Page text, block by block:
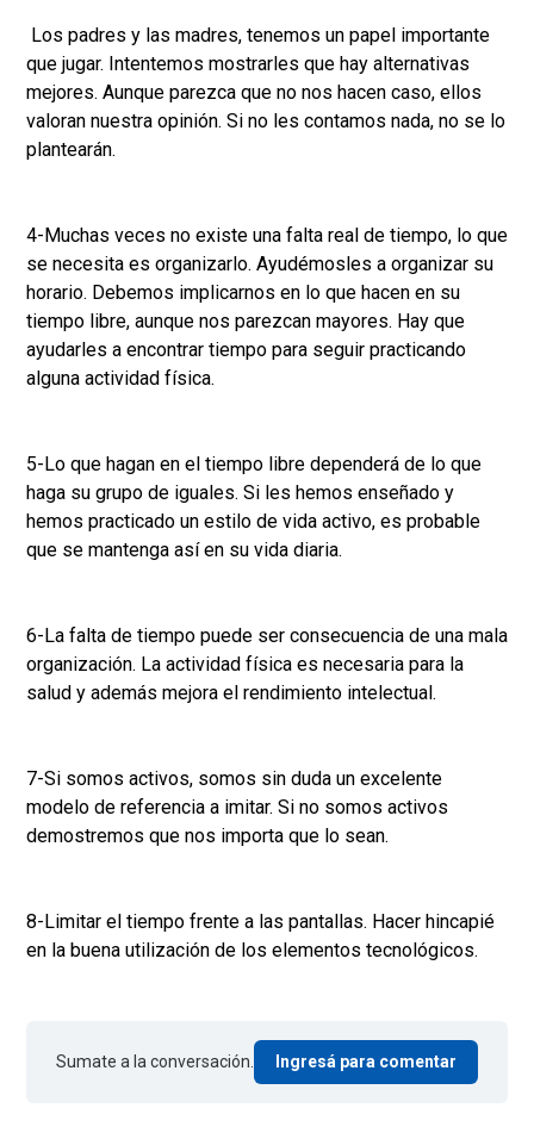
Los padres y las madres, tenemos un papel importante
que jugar. Intentemos mostrarles que hay alternativas
mejores. Aunque parezca que no nos hacen caso, ellos
valoran nuestra opinión. Si no les contamos nada, no se lo
plantearán.
4-Muchas veces no existe una falta real de tiempo, lo que
se necesita es organizarlo. Ayudémosles a organizar su
horario. Debemos implicarnos en lo que hacen en su
tiempo libre, aunque nos parezcan mayores. Hay que
ayudarles a encontrar tiempo para seguir practicando
alguna actividad física.
5-Lo que hagan en el tiempo libre dependerá de lo que
haga su grupo de iguales. Si les hemos enseñado y
hemos practicado un estilo de vida activo, es probable
que se mantenga así en su vida diaria.
6-La falta de tiempo puede ser consecuencia de una mala
organización. La actividad física es necesaria para la
salud y además mejora el rendimiento intelectual.
7-Si somos activos, somos sin duda un excelente
modelo de referencia a imitar. Si no somos activos
demostremos que nos importa que lo sean.
8-Limitar el tiempo frente a las pantallas. Hacer hincapié
en la buena utilización de los elementos tecnológicos.
Sumate a la conversación. Ingresá para comentar